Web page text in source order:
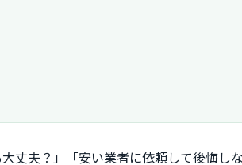
丈夫？」「安い業者に依頼して後悔し